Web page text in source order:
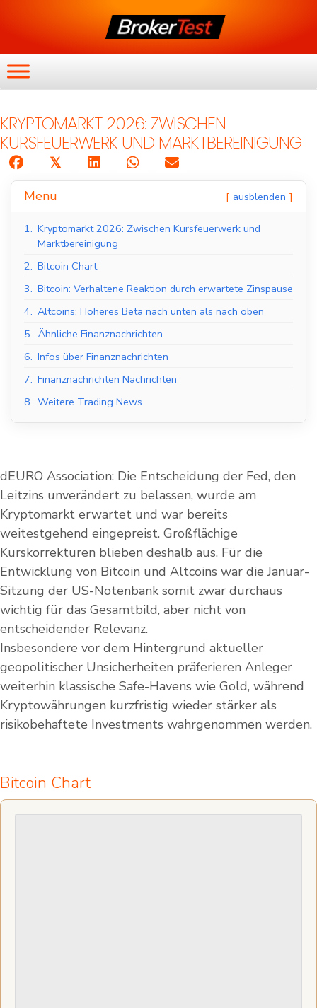
KRYPTOMARKT 2026: ZWISCHEN
KURSFEUERWERK UND MARKTBEREINIGUNG
𝕏
Menu ausblenden
1. Kryptomarkt 2026: Zwischen Kursfeuerwerk und
Marktbereinigung
2. Bitcoin Chart
3. Bitcoin: Verhaltene Reaktion durch erwartete Zinspause
4. Altcoins: Höheres Beta nach unten als nach oben
5. Ähnliche Finanznachrichten
6. Infos über Finanznachrichten
7. Finanznachrichten Nachrichten
8. Weitere Trading News
dEURO Association: Die Entscheidung der Fed, den
Leitzins unverändert zu belassen, wurde am
Kryptomarkt erwartet und war bereits
weitestgehend eingepreist. Großflächige
Kurskorrekturen blieben deshalb aus. Für die
Entwicklung von Bitcoin und Altcoins war die Januar-
Sitzung der US-Notenbank somit zwar durchaus
wichtig für das Gesamtbild, aber nicht von
entscheidender Relevanz.
Insbesondere vor dem Hintergrund aktueller
geopolitischer Unsicherheiten präferieren Anleger
weiterhin klassische Safe-Havens wie Gold, während
Kryptowährungen kurzfristig wieder stärker als
risikobehaftete Investments wahrgenommen werden.
Bitcoin Chart